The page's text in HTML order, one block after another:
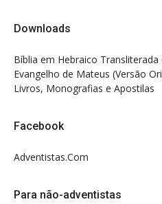
Downloads
Bíblia em Hebraico
Evangelho de Mateus (Versão
Livros, Monografias e Apostilas
Facebook
Adventistas.Com
Para não-adventistas